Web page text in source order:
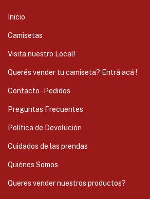
Inicio
Camisetas
Visita nuestro Local!
Querés vender tu camiseta? Entrá acá !
Contacto - Pedidos
Preguntas Frecuentes
Política de Devolución
Cuidados de las prendas
Quiénes Somos
Queres vender nuestros productos?